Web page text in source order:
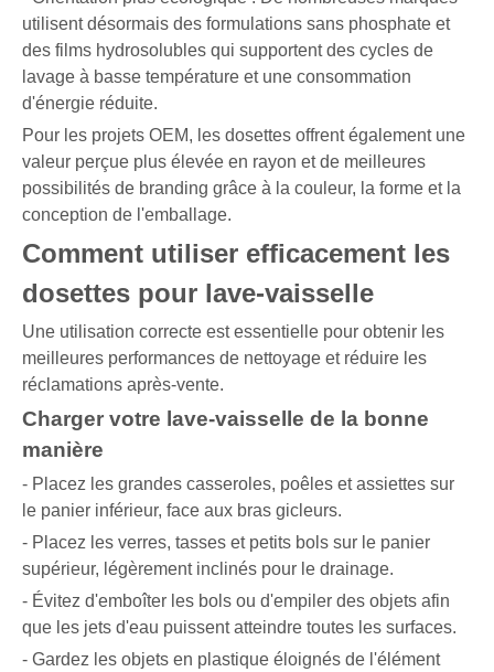
utilisent désormais des formulations sans phosphate et
des films hydrosolubles qui supportent des cycles de
lavage à basse température et une consommation
d'énergie réduite.
Pour les projets OEM, les dosettes offrent également une
valeur perçue plus élevée en rayon et de meilleures
possibilités de branding grâce à la couleur, la forme et la
conception de l'emballage.
Comment utiliser efficacement les
dosettes pour lave-vaisselle
Une utilisation correcte est essentielle pour obtenir les
meilleures performances de nettoyage et réduire les
réclamations après-vente.
Charger votre lave-vaisselle de la bonne
manière
- Placez les grandes casseroles, poêles et assiettes sur
le panier inférieur, face aux bras gicleurs.
- Placez les verres, tasses et petits bols sur le panier
supérieur, légèrement inclinés pour le drainage.
- Évitez d'emboîter les bols ou d'empiler des objets afin
que les jets d'eau puissent atteindre toutes les surfaces.
- Gardez les objets en plastique éloignés de l'élément